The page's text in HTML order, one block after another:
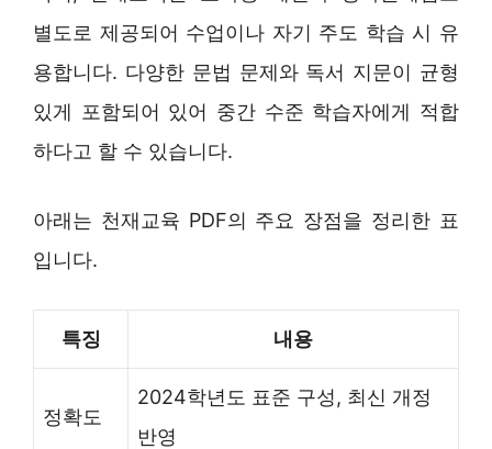
별도로 제공되어 수업이나 자기 주도 학습 시 유
용합니다. 다양한 문법 문제와 독서 지문이 균형
있게 포함되어 있어 중간 수준 학습자에게 적합
하다고 할 수 있습니다.
아래는 천재교육 PDF의 주요 장점을 정리한 표
입니다.
특징 내용
정확도
2024학년도 표준 구성, 최신 개정
반영